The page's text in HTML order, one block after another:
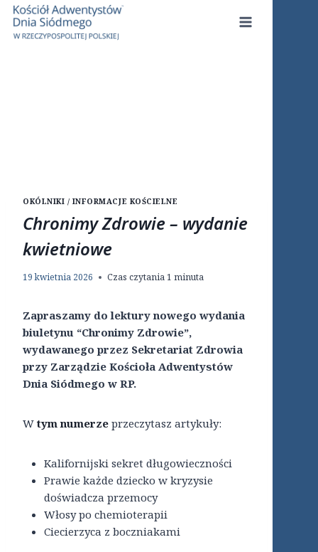
Przejdź
treści
OKÓLNIKI / INFORMACJE KOŚCIELNE
Chronimy Zdrowie – wydanie
kwietniowe
19 kwietnia 2026 Czas czytania1 minuta
Zapraszamy do lektury nowego wydania
biuletynu “Chronimy Zdrowie”,
wydawanego przez Sekretariat Zdrowia
przy Zarządzie Kościoła Adwentystów
Dnia Siódmego w RP.
Wtym numerze przeczytasz artykuły:
Kalifornijski sekret długowieczności
Prawie każde dziecko w kryzysie
doświadcza przemocy
Włosy po chemioterapii
Ciecierzyca z boczniakami